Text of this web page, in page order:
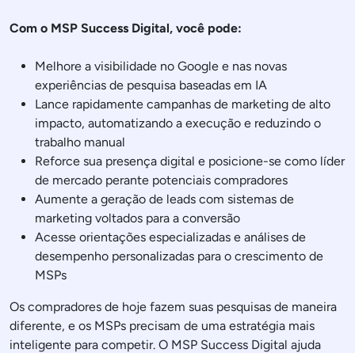
Com o MSP Success Digital, você pode:
Melhore a visibilidade no Google e nas novas
experiências de pesquisa baseadas em IA
Lance rapidamente campanhas de marketing de alto
impacto, automatizando a execução e reduzindo o
trabalho manual
Reforce sua presença digital e posicione-se como líder
de mercado perante potenciais compradores
Aumente a geração de leads com sistemas de
marketing voltados para a conversão
Acesse orientações especializadas e análises de
desempenho personalizadas para o crescimento de
MSPs
Os compradores de hoje fazem suas pesquisas de maneira
diferente, e os MSPs precisam de uma estratégia mais
inteligente para competir. O MSP Success Digital ajuda